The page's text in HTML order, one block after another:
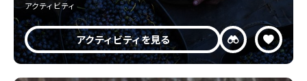
アクティビティ
アクティビティを見る